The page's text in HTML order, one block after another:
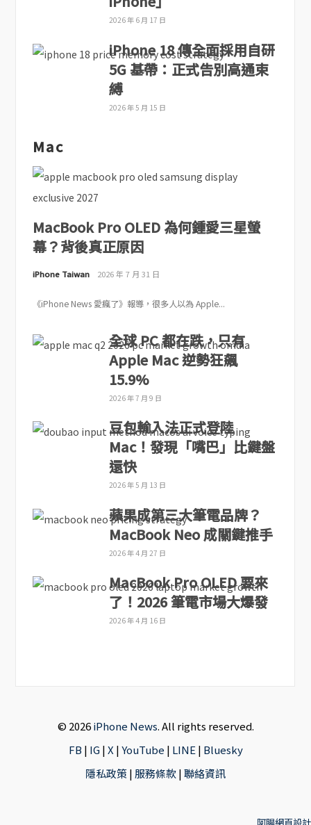
2026 年 6 月 17 日
iPhone 18 傳全面採用自研
5G 基帶：正式告別高通束
縛
2026 年 5 月 15 日
Mac
MacBook Pro OLED 為何鍾愛三星螢
幕？背後真正原因
iPhone Taiwan 2026 年 7 月 31 日
《iPhone News 愛瘋了》報導，很多人以為 Apple...
全球 PC 都在跌，只有
Apple Mac 逆勢狂飆
15.9%
2026 年 7 月 9 日
豆包輸入法正式登陸
Mac！發現「嘴巴」比鍵盤
還快
2026 年 5 月 13 日
蘋果成第三大筆電品牌？
MacBook Neo 成關鍵推手
2026 年 4 月 27 日
MacBook Pro OLED 要來
了！2026 筆電市場大爆發
2026 年 4 月 16 日
© 2026iPhone News. All rights reserved.
FB | IG|X |YouTube | LINE | Bluesky
隱私政策| 服務條款|聯絡資訊